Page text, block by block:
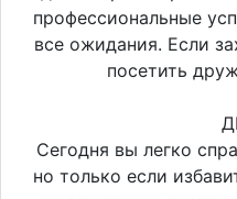
профессиональные
все ожидания. Если
посетить
Сегодня вы легко
но только если